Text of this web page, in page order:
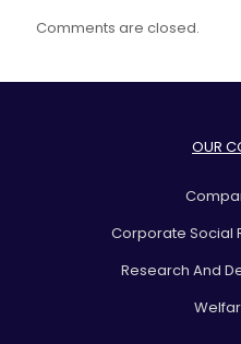
Comments are closed.
OUR
Corporate Social
Research And